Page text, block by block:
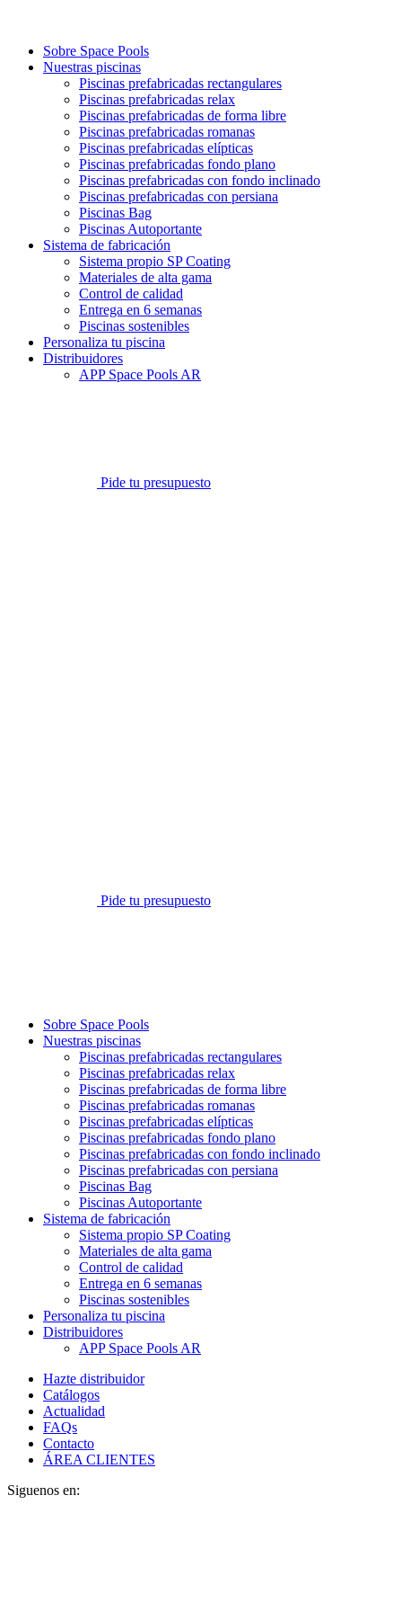
Sobre Space Pools
Nuestras piscinas
Piscinas prefabricadas rectangulares
Piscinas prefabricadas relax
Piscinas prefabricadas de forma libre
Piscinas prefabricadas romanas
Piscinas prefabricadas elípticas
Piscinas prefabricadas fondo plano
Piscinas prefabricadas con fondo inclinado
Piscinas prefabricadas con persiana
Piscinas Bag
Piscinas Autoportante
Sistema de fabricación
Sistema propio SP Coating
Materiales de alta gama
Control de calidad
Entrega en 6 semanas
Piscinas sostenibles
Personaliza tu piscina
Distribuidores
APP Space Pools AR
Pide tu presupuesto
Pide tu presupuesto
Sobre Space Pools
Nuestras piscinas
Piscinas prefabricadas rectangulares
Piscinas prefabricadas relax
Piscinas prefabricadas de forma libre
Piscinas prefabricadas romanas
Piscinas prefabricadas elípticas
Piscinas prefabricadas fondo plano
Piscinas prefabricadas con fondo inclinado
Piscinas prefabricadas con persiana
Piscinas Bag
Piscinas Autoportante
Sistema de fabricación
Sistema propio SP Coating
Materiales de alta gama
Control de calidad
Entrega en 6 semanas
Piscinas sostenibles
Personaliza tu piscina
Distribuidores
APP Space Pools AR
Hazte distribuidor
Catálogos
Actualidad
FAQs
Contacto
ÁREA CLIENTES
Siguenos en: